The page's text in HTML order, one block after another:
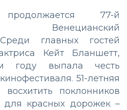
77-й
Венецианский
главных гостей
Кейт Бланшетт,
году выпала честь
51-летняя
поклонников
для красных дорожек –